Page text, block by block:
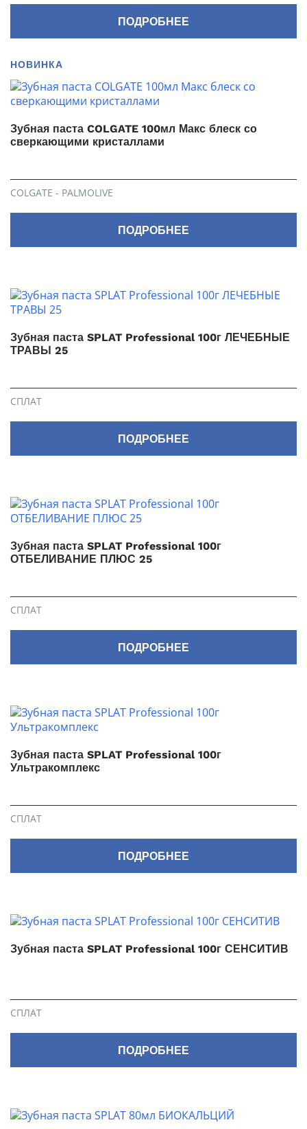
ПОДРОБНЕЕ
НОВИНКА
Зубная паста COLGATE 100мл Макс блеск со
сверкающими кристаллами
COLGATE - PALMOLIVE
ПОДРОБНЕЕ
Зубная паста SPLAT Professional 100г ЛЕЧЕБНЫЕ
ТРАВЫ 25
СПЛАТ
ПОДРОБНЕЕ
Зубная паста SPLAT Professional 100г
ОТБЕЛИВАНИЕ ПЛЮС 25
СПЛАТ
ПОДРОБНЕЕ
Зубная паста SPLAT Professional 100г
Ультракомплекс
СПЛАТ
ПОДРОБНЕЕ
Зубная паста SPLAT Professional 100г СЕНСИТИВ
СПЛАТ
ПОДРОБНЕЕ